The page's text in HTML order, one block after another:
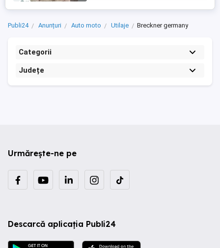
Publi24 Anunțuri Auto moto Utilaje Breckner germany
Categorii
Județe
Urmărește-ne pe
Descarcă aplicația Publi24